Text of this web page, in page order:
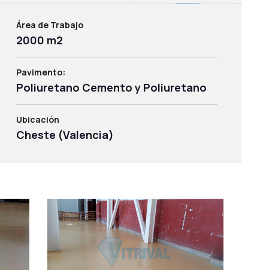
Área de Trabajo
2000 m2
Pavimento:
Poliuretano Cemento y Poliuretano
Ubicación
Cheste (Valencia)